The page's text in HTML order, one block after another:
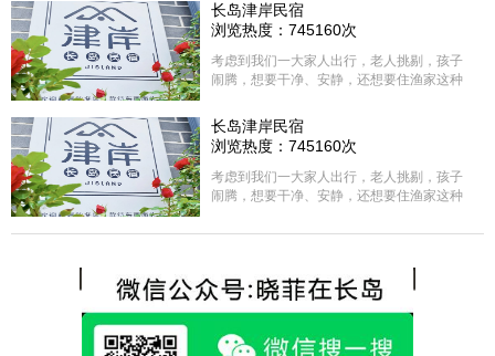
长岛津岸民宿
浏览热度：745160次
考虑到我们一大家人出行，老人挑剔，孩子
闹腾，想要干净、安静，还想要住渔家这种
选择津岸民宿，实际体验客房很干净，饭菜
方面家里老人也很满意，整体饭菜给搭配的
很好，每顿饭也不重样的，海鲜确实是非常
的新鲜呢，另外值得一提的是，他家的海菜
包子非常好吃。 其实长岛可选的酒店、民宿
各不相同，可以根据自己的喜好选择。非常
热情，能根据我提出的需求来安排房间，这
点很好。
长岛津岸民宿
浏览热度：745160次
考虑到我们一大家人出行，老人挑剔，孩子
闹腾，想要干净、安静，还想要住渔家这种
选择津岸民宿，实际体验客房很干净，饭菜
很好，每顿饭也不重样的，海鲜确实是非常
的新鲜呢，另外值得一提的是，他家的海菜
包子非常好吃。 其实长岛可选的酒店、民宿
各不相同，可以根据自己的喜好选择。非常